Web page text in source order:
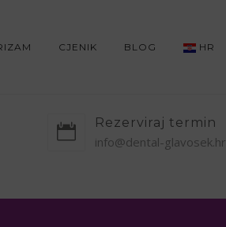
CJENIK BLOG HR
Rezerviraj termin
info@dental-glavosek.hr